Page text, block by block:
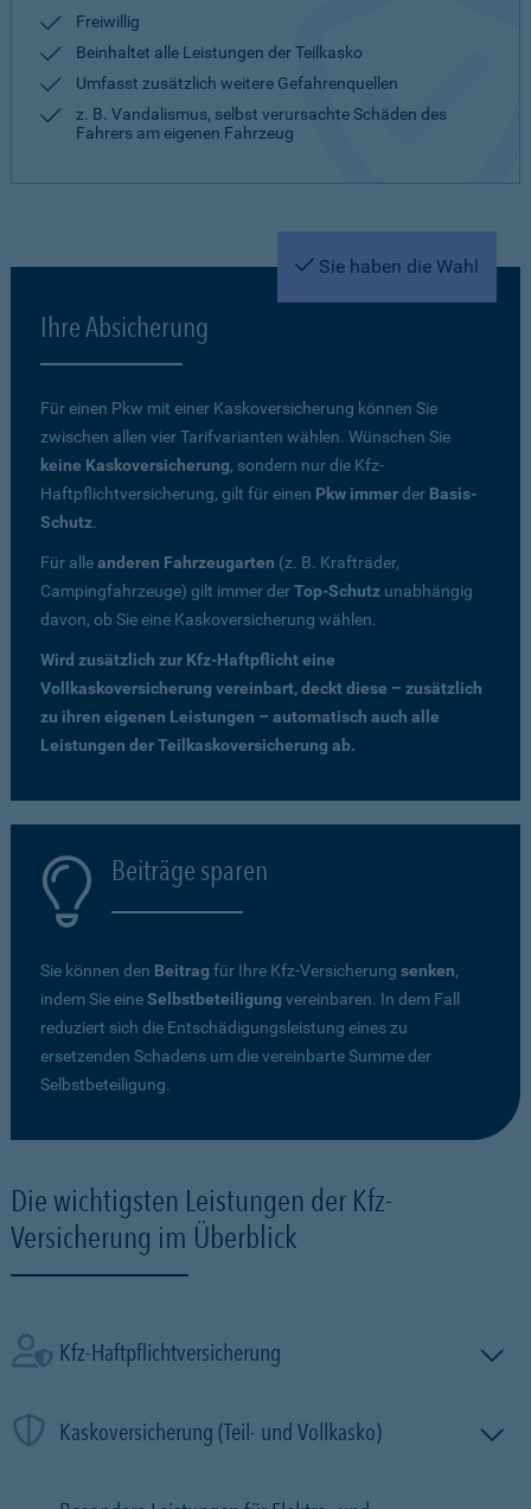
Freiwillig
Beinhaltet alle Leistungen der Teilkasko
Umfasst zusätzlich weitere Gefahrenquellen
z. B. Vandalismus, selbst verursachte Schäden des
Fahrers am eigenen Fahrzeug
Sie haben die Wahl
Ihre Absicherung
Für einen Pkw mit einer Kaskoversicherung können Sie
zwischen allen vier Tarifvarianten wählen. Wünschen Sie
keine Kaskoversicherung, sondern nur die Kfz-
Haftpflichtversicherung, gilt für einen Pkw immerder Basis-
Schutz.
Für alleanderen Fahrzeugarten (z. B. Krafträder,
Campingfahrzeuge) gilt immer derTop-Schutz unabhängig
davon, ob Sie eine Kaskoversicherung wählen.
Wird zusätzlich zur Kfz-Haftpflicht eine
Vollkaskoversicherung vereinbart, deckt diese – zusätzlich
zu ihren eigenen Leistungen – automatisch auch alle
Leistungen der Teilkaskoversicherung ab.
Beiträge sparen
Sie können den Beitrag für Ihre Kfz-Versicherung senken,
indem Sie eineSelbstbeteiligung vereinbaren. In dem Fall
reduziert sich die Entschädigungsleistung eines zu
ersetzenden Schadens um die vereinbarte Summe der
Selbstbeteiligung.
Die wichtigsten Leistungen der Kfz-
Versicherung im Überblick
Kfz-Haftpflichtversicherung
Kaskoversicherung (Teil- und Vollkasko)